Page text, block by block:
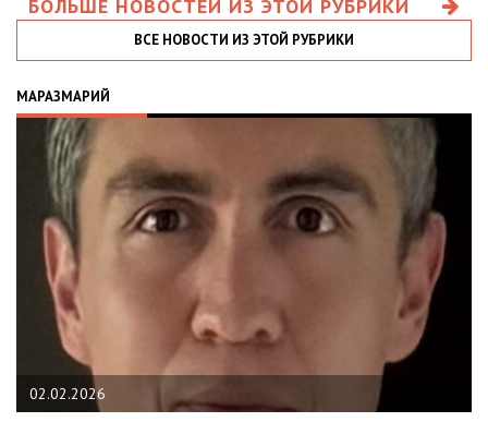
БОЛЬШЕ НОВОСТЕЙ ИЗ ЭТОЙ РУБРИКИ
ВСЕ НОВОСТИ ИЗ ЭТОЙ РУБРИКИ
МАРАЗМАРИЙ
02.02.2026